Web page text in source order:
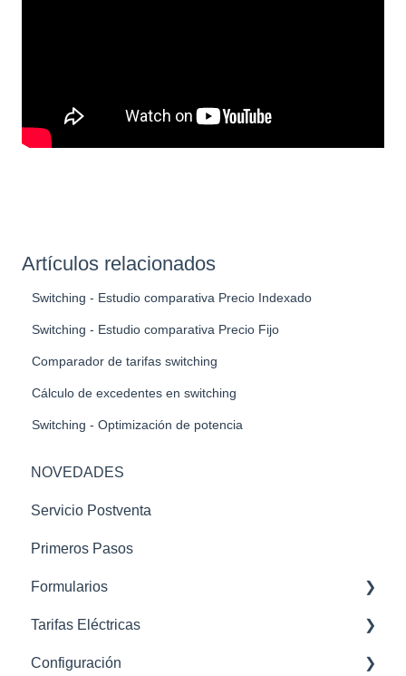
Artículos relacionados
Switching - Estudio comparativa Precio Indexado
Switching - Estudio comparativa Precio Fijo
Comparador de tarifas switching
Cálculo de excedentes en switching
Switching - Optimización de potencia
NOVEDADES
Servicio Postventa
Primeros Pasos
Formularios
STC - Sube tu curva
Datos Distribuidora - Curva Horaria
Tarifas Eléctricas
2.0TD
Configuración